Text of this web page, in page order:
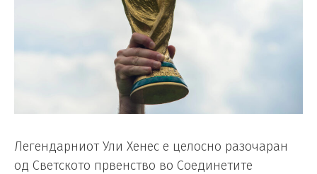
Легендарниот Ули Хенес е целосно разочаран
од Светското првенство во Соединетите